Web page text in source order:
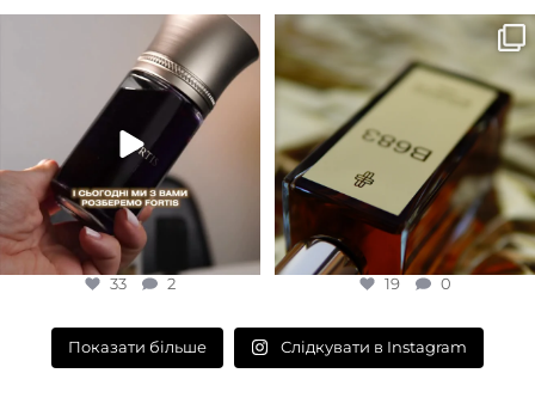
КОНЦЕНТРАЦІЯ
EDP (парфумована вода)
Для замовлення переходьте на
сайт або в Instagram...
33 2
33 2
Marc-Antoine Barrois B683 - це
запах вечора в
19
19 0
Показати більше Слідкувати в Instagram